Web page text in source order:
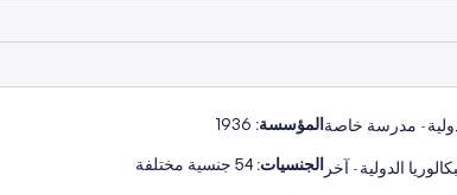
- مدرسة خاصة
الدولية - آخر
المؤسسة: 1936
الجنسيات:54 جنسية مختلفة